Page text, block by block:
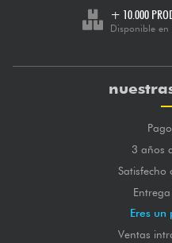
+ 10.000
Disponible en
3 años
Satisfecho
Eres un
Ventas